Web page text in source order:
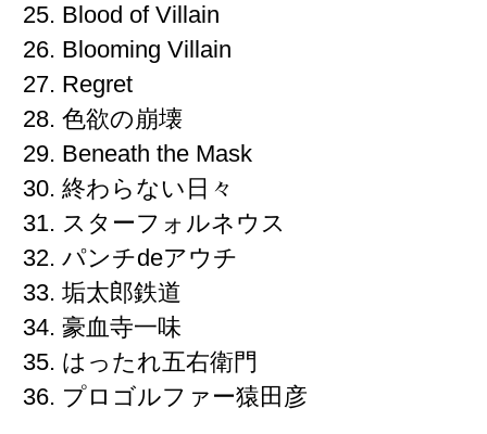
25. Blood of Villain
26. Blooming Villain
27. Regret
28. 色欲の崩壊
29. Beneath the Mask
30. 終わらない日々
31. スターフォルネウス
32. パンチdeアウチ
33. 垢太郎鉄道
34. 豪血寺一味
35. はったれ五右衛門
36. プロゴルファー猿田彦